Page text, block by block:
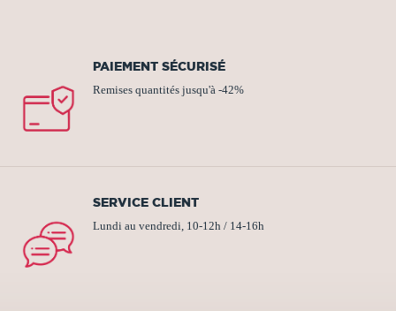
PAIEMENT SÉCURISÉ
Remises quantités jusqu'à -42%
SERVICE CLIENT
Lundi au vendredi, 10-12h / 14-16h